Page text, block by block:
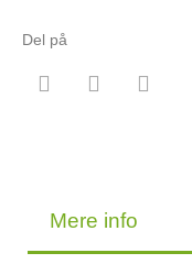
Del på
Mere info